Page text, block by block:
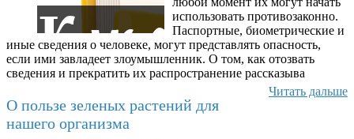
использовать противозаконно.
Паспортные, биометрические и
иные сведения о человеке, могут представлять опасность,
если ими завладеет злоумышленник. О том, как отозвать
сведения и прекратить их распространение рассказыва
Читать дальше
О пользе зеленых растений для
нашего организма